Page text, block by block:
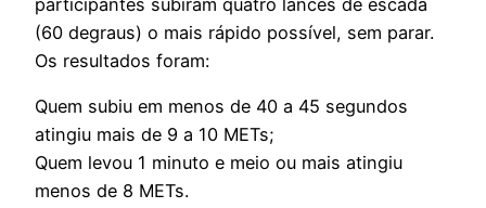
(60 degraus) o mais rápido possível, sem parar.
Os resultados foram:
Quem subiu em menos de 40 a 45 segundos
atingiu mais de 9 a 10 METs;
Quem levou 1 minuto e meio ou mais atingiu
menos de 8 METs.